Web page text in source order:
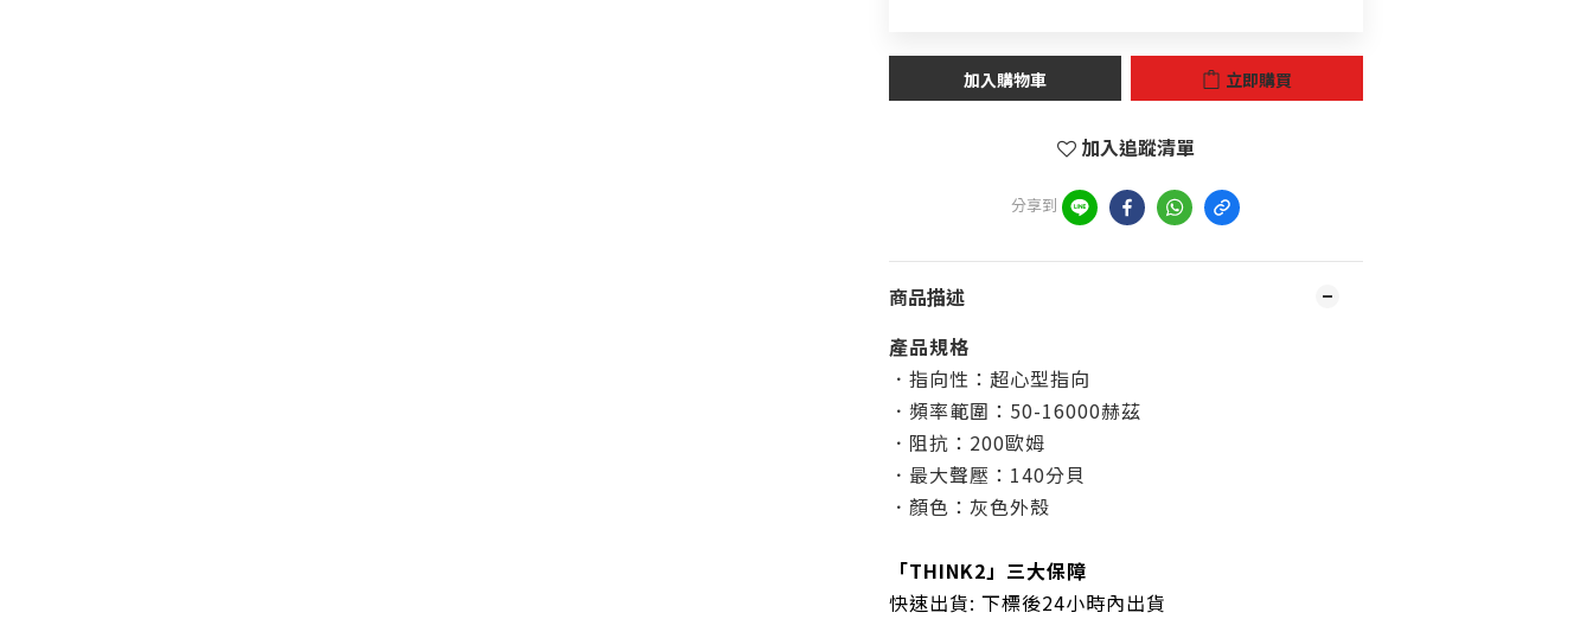
加入購物車 立即購買
加入追蹤清單
分享到
商品描述
產品規格
．指向性：超心型指向
．頻率範圍：50-16000赫茲
．阻抗：200歐姆
．最大聲壓：140分貝
．顏色：灰色外殼
「THINK2」三大保障
快速出貨: 下標後24小時內出貨